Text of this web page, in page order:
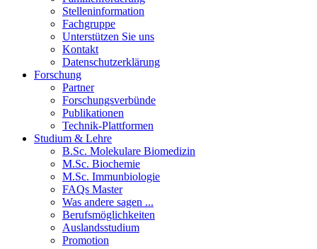
Stelleninformation
Fachgruppe
Unterstützen Sie uns
Kontakt
Datenschutzerklärung
Forschung
Partner
Forschungsverbünde
Publikationen
Technik-Plattformen
Studium & Lehre
B.Sc. Molekulare Biomedizin
M.Sc. Biochemie
M.Sc. Immunbiologie
FAQs Master
Was andere sagen ...
Berufsmöglichkeiten
Auslandsstudium
Promotion